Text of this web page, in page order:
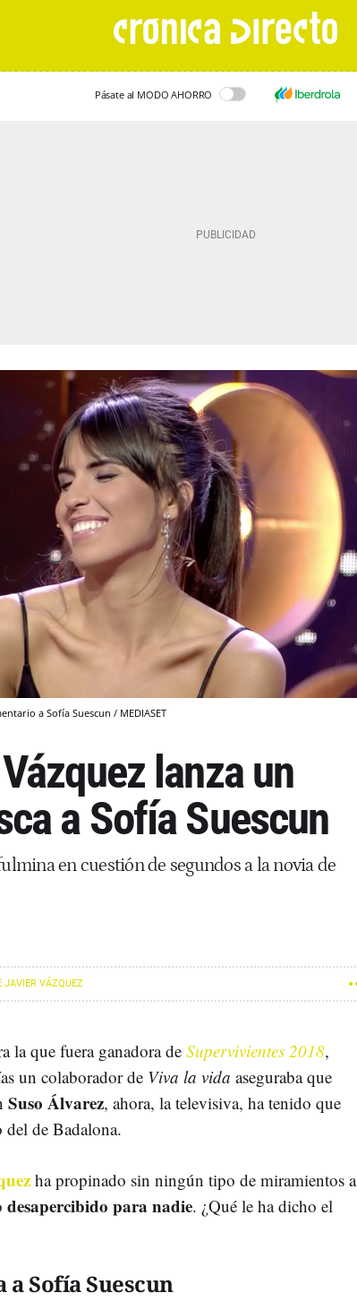
Pásate al MODO AHORRO
a Sofía Suescun / MEDIASET
lanza un
a Sofía Suescun
en cuestión de segundos a la novia de
JAVIER VÁZQUEZ
la que fuera ganadora de Supervivientes 2018,
un colaborador de Viva la vida aseguraba que
Suso Álvarez, ahora, la televisiva, ha tenido que
del de Badalona.
ha propinado sin ningún tipo de miramientos a
desapercibido para nadie. ¿Qué le ha dicho el
Sofía Suescun